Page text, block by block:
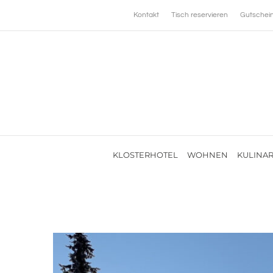
Kontakt Tisch reservieren
KLOSTERHOTEL WOHNEN
Zeige
grösseres